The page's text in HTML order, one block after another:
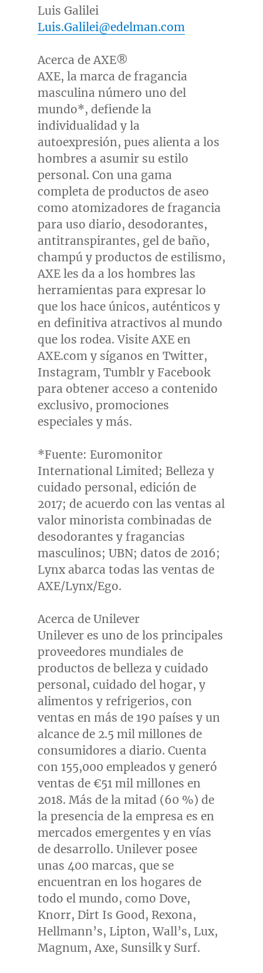
Luis Galilei
Luis.Galilei@edelman.com
Acerca de AXE®
AXE, la marca de fragancia
masculina número uno del
mundo*, defiende la
individualidad y la
autoexpresión, pues alienta a los
hombres a asumir su estilo
personal. Con una gama
completa de productos de aseo
como atomizadores de fragancia
para uso diario, desodorantes,
antitranspirantes, gel de baño,
champú y productos de estilismo,
AXE les da a los hombres las
herramientas para expresar lo
que los hace únicos, auténticos y
en definitiva atractivos al mundo
que los rodea. Visite AXE en
AXE.com y síganos en Twitter,
Instagram, Tumblr y Facebook
para obtener acceso a contenido
exclusivo, promociones
especiales y más.
*Fuente: Euromonitor
International Limited; Belleza y
cuidado personal, edición de
2017; de acuerdo con las ventas al
valor minorista combinadas de
desodorantes y fragancias
masculinos; UBN; datos de 2016;
Lynx abarca todas las ventas de
AXE/Lynx/Ego.
Acerca de Unilever
Unilever es uno de los principales
proveedores mundiales de
productos de belleza y cuidado
personal, cuidado del hogar, y
alimentos y refrigerios, con
ventas en más de 190 países y un
alcance de 2.5 mil millones de
consumidores a diario. Cuenta
con 155,000 empleados y generó
ventas de €51 mil millones en
2018. Más de la mitad (60 %) de
la presencia de la empresa es en
mercados emergentes y en vías
de desarrollo. Unilever posee
unas 400 marcas, que se
encuentran en los hogares de
todo el mundo, como Dove,
Knorr, Dirt Is Good, Rexona,
Hellmann’s, Lipton, Wall’s, Lux,
Magnum, Axe, Sunsilk y Surf.